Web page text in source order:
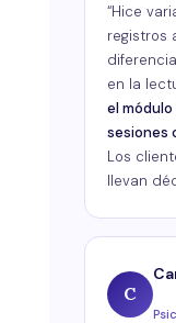
“Hice
registros
en la
el
sesiones
Los
llevan
C